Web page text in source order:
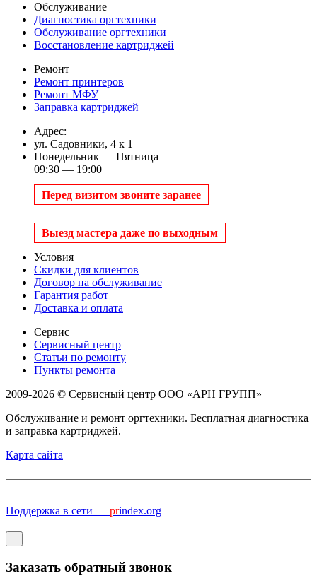
Обслуживание
Диагностика оргтехники
Обслуживание оргтехники
Восстановление картриджей
Ремонт
Ремонт принтеров
Ремонт МФУ
Заправка картриджей
Адрес:
ул. Садовники, 4 к 1
Понедельник — Пятница
09:30 — 19:00
Перед визитом звоните заранее
Выезд мастера даже по выходным
Условия
Скидки для клиентов
Договор на обслуживание
Гарантия работ
Доставка и оплата
Сервис
Сервисный центр
Статьи по ремонту
Пункты ремонта
2009-2026 © Сервисный центр ООО «АРН ГРУПП»
Обслуживание и ремонт оргтехники. Бесплатная диагностика
и заправка картриджей.
Карта сайта
Поддержка в сети — prindex.org
Заказать обратный звонок